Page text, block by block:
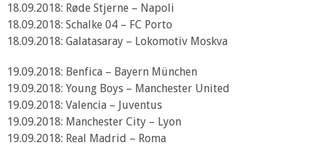
18.09.2018: Røde Stjerne – Napoli
18.09.2018: Schalke 04 – FC Porto
18.09.2018: Galatasaray – Lokomotiv Moskva
19.09.2018: Benfica – Bayern München
19.09.2018: Young Boys – Manchester United
19.09.2018: Valencia – Juventus
19.09.2018: Manchester City – Lyon
19.09.2018: Real Madrid – Roma